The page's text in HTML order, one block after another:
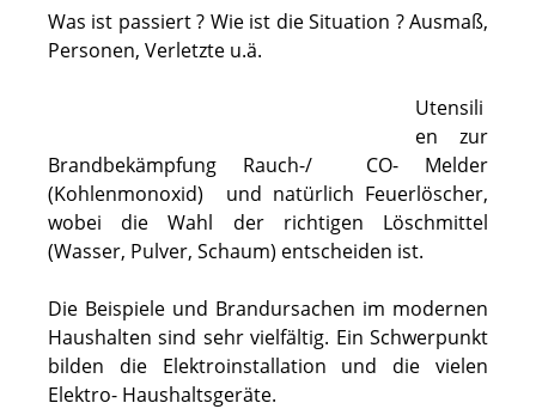
Was ist passiert ? Wie ist die Situation ? Ausmaß,
Personen, Verletzte u.ä.
Utensili
en zur
Brandbekämpfung Rauch-/ CO- Melder
(Kohlenmonoxid) und natürlich Feuerlöscher,
wobei die Wahl der richtigen Löschmittel
(Wasser, Pulver, Schaum) entscheiden ist.
Die Beispiele und Brandursachen im modernen
Haushalten sind sehr vielfältig. Ein Schwerpunkt
bilden die Elektroinstallation und die vielen
Elektro- Haushaltsgeräte.